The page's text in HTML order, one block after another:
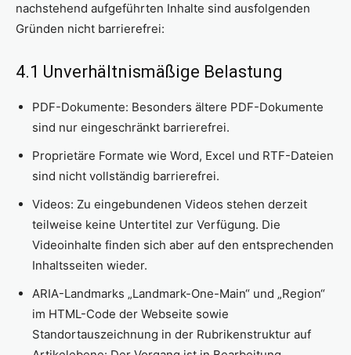
nachstehend aufgeführten Inhalte sind ausfolgenden
Gründen nicht barrierefrei:
4.1 Unverhältnismäßige Belastung
PDF-Dokumente: Besonders ältere PDF-Dokumente
sind nur eingeschränkt barrierefrei.
Proprietäre Formate wie Word, Excel und RTF-Dateien
sind nicht vollständig barrierefrei.
Videos: Zu eingebundenen Videos stehen derzeit
teilweise keine Untertitel zur Verfügung. Die
Videoinhalte finden sich aber auf den entsprechenden
Inhaltsseiten wieder.
ARIA-Landmarks „Landmark-One-Main“ und „Region“
im HTML-Code der Webseite sowie
Standortauszeichnung in der Rubrikenstruktur auf